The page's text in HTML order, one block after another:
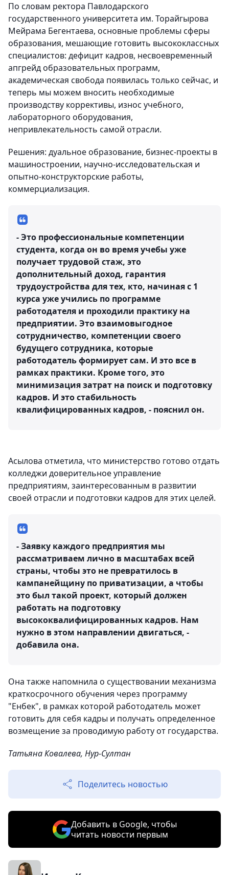
По словам ректора Павлодарского
государственного университета им. Торайгырова
Мейрама Бегентаева, основные проблемы сферы
образования, мешающие готовить высококлассных
специалистов: дефицит кадров, несвоевременный
апгрейд образовательных программ,
академическая свобода появилась только сейчас, и
теперь мы можем вносить необходимые
производству коррективы, износ учебного,
лабораторного оборудования,
непривлекательность самой отрасли.
Решения: дуальное образование, бизнес-проекты в
машиностроении, научно-исследовательская и
опытно-конструкторские работы,
коммерциализация.
- Это профессиональные компетенции
студента, когда он во время учебы уже
получает трудовой стаж, это
дополнительный доход, гарантия
трудоустройства для тех, кто, начиная с 1
курса уже учились по программе
работодателя и проходили практику на
предприятии. Это взаимовыгодное
сотрудничество, компетенции своего
будущего сотрудника, которые
работодатель формирует сам. И это все в
рамках практики. Кроме того, это
минимизация затрат на поиск и подготовку
кадров. И это стабильность
квалифицированных кадров, - пояснил он.
Асылова отметила, что министерство готово отдать
колледжи доверительное управление
предприятиям, заинтересованным в развитии
своей отрасли и подготовки кадров для этих целей.
- Заявку каждого предприятия мы
рассматриваем лично в масштабах всей
страны, чтобы это не превратилось в
кампанейщину по приватизации, а чтобы
это был такой проект, который должен
работать на подготовку
высококвалифицированных кадров. Нам
нужно в этом направлении двигаться, -
добавила она.
Она также напомнила о существовании механизма
краткосрочного обучения через программу
"Енбек", в рамках которой работодатель может
готовить для себя кадры и получать определенное
возмещение за проводимую работу от государства.
Татьяна Ковалева, Нур-Султан
Поделитесь новостью
Добавить в Google, чтобы
читать новости первым